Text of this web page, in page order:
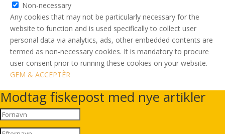
Non-necessary
Any cookies that may not be particularly necessary for the
website to function and is used specifically to collect user
personal data via analytics, ads, other embedded contents are
termed as non-necessary cookies. It is mandatory to procure
user consent prior to running these cookies on your website.
GEM & ACCEPTÈR
Modtag fiskepost med nye artikler